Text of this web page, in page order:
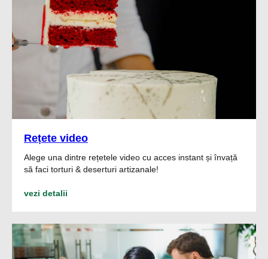
Rețete video
Alege una dintre rețetele video cu acces instant și învață
să faci torturi & deserturi artizanale!
vezi detalii